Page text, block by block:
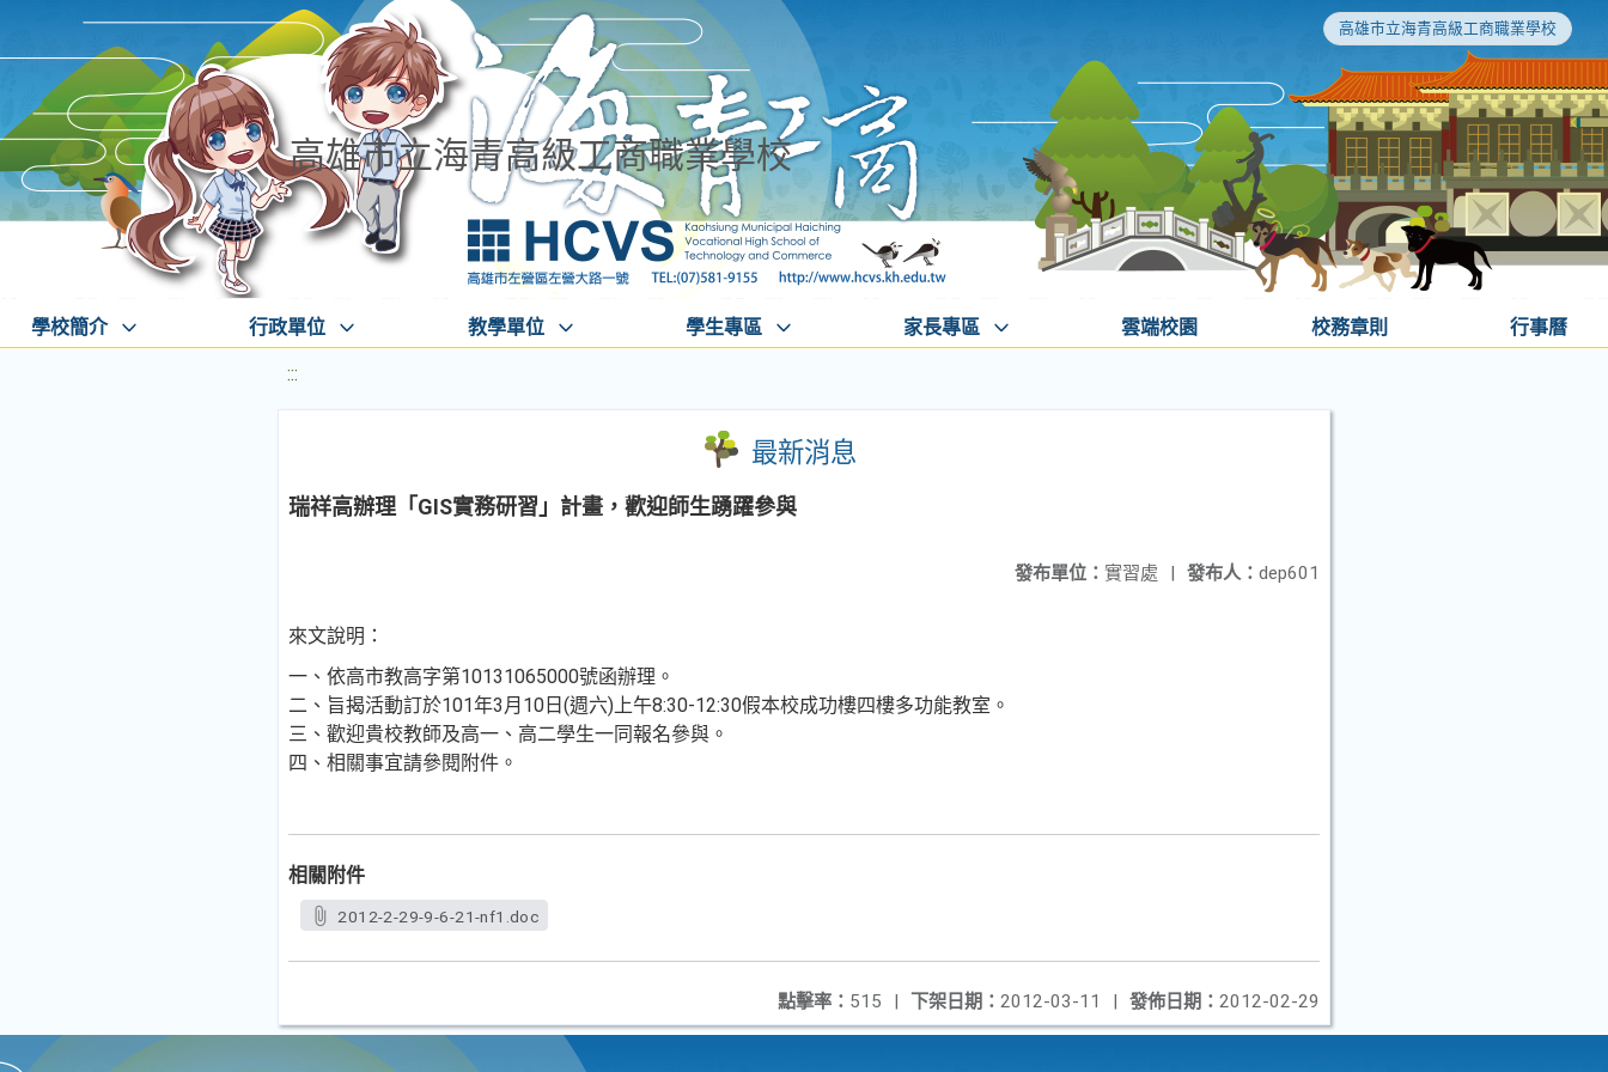
高雄市立海青高級工商職業學校
高雄市立海青高級工商職業學校
學校簡介 行政單位 教學單位 學生專區 家長專區 雲端校園 校務章則 行事曆
:::
最新消息
瑞祥高辦理「GIS實務研習」計畫，歡迎師生踴躍參與
發布人： dep601
發布單位： 實習處 |
來文說明：
一、依高市教高字第10131065000號函辦理。
二、旨揭活動訂於101年3月10日(週六)上午8:30-12:30假本校成功樓四樓多功能教室。
三、歡迎貴校教師及高一、高二學生一同報名參與。
四、相關事宜請參閱附件。
相關附件
2012-2-29-9-6-21-nf1.doc
發佈日期： 2012-02-29
下架日期： 2012-03-11 |
點擊率： 515 |